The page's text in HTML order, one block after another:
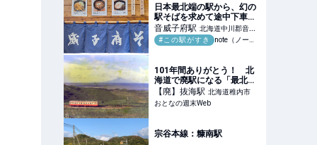
日本最北端の駅から、幻の
駅そばを求めて途中下車し
た。｜たびてく@一人旅ガ
チ勢
音威子府駅 北海道中川郡音威
子府村
#この駅がすき note（ノート）
101年間ありがとう！ 北
海道で廃駅になる「最北の
木造駅」抜海駅 55年前の
激レア写真と感動物語 - お
となの週末Web
【廃】抜海駅 北海道稚内市
おとなの週末Web
宗谷本線：糠南駅